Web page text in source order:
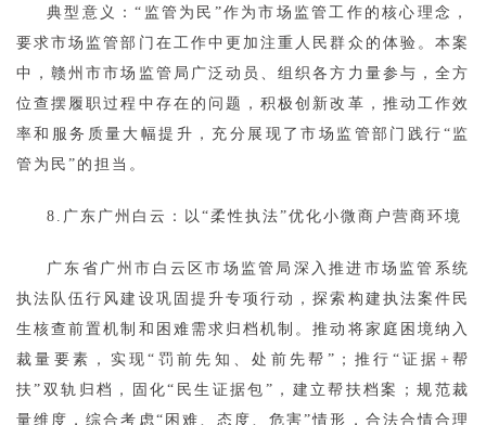
典型意义：“监管为民”作为市场监管工作的核心理念，
要求市场监管部门在工作中更加注重人民群众的体验。本案
中，赣州市市场监管局广泛动员、组织各方力量参与，全方
位查摆履职过程中存在的问题，积极创新改革，推动工作效
率和服务质量大幅提升，充分展现了市场监管部门践行“监
管为民”的担当。
8.广东广州白云：以“柔性执法”优化小微商户营商环境
广东省广州市白云区市场监管局深入推进市场监管系统
执法队伍行风建设巩固提升专项行动，探索构建执法案件民
生核查前置机制和困难需求归档机制。推动将家庭困境纳入
裁量要素，实现“罚前先知、处前先帮”；推行“证据+帮
扶”双轨归档，固化“民生证据包”，建立帮扶档案；规范裁
量维度，综合考虑“困难、态度、危害”情形，合法合情合理